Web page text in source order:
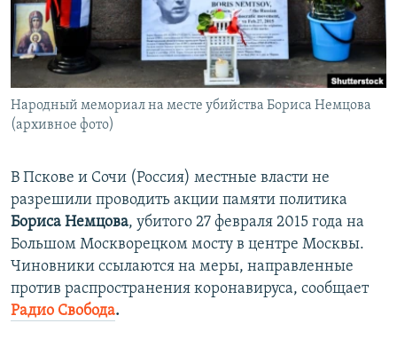
ПОБЕДИТЕЛЕЙ НЕ СУДЯТ?
КРЫМ.НЕПОКОРЕННЫЙ
УКРАИНСКАЯ ПРОБЛЕМА КРЫМА
ПРИСОЕДИНЯЙТЕСЬ!
Все сайты RFE/RL
Народный мемориал на месте убийства Бориса Немцова
(архивное фото)
В Пскове и Сочи (Россия) местные власти не
разрешили проводить акции памяти политика
Бориса Немцова, убитого 27 февраля 2015 года на
Большом Москворецком мосту в центре Москвы.
Чиновники ссылаются на меры, направленные
против распространения коронавируса, сообщает
Радио Свобода.